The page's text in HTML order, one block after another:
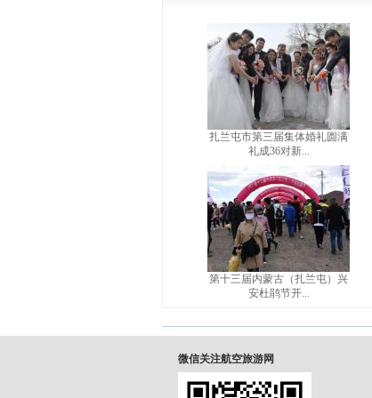
扎兰屯市第三届集体婚礼圆满
礼成36对新...
第十三届内蒙古（扎兰屯）兴
安杜鹃节开...
微信关注航空旅游网